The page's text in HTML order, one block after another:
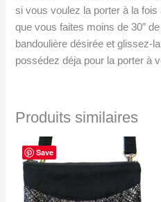
si vous voulez la porter à la fois
que vous faites moins de 30″
bandoulière désirée et glissez-
possédez déja pour la porter à
Produits similaires
Save